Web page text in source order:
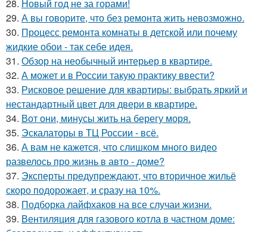
28. Новый год не за горами!
29. А вы говорите, что без ремонта жить невозможно.
30. Процесс ремонта комнаты в детской или почему
жидкие обои - так себе идея.
31. Обзор на необычный интерьер в квартире.
32. А может и в России такую практику ввести?
33. Рисковое решение для квартиры: выбрать яркий и
нестандартный цвет для двери в квартире.
34. Вот они, минусы жить на берегу моря.
35. Эскалаторы в ТЦ России - всё.
36. А вам не кажется, что слишком много видео
развелось про жизнь в авто - доме?
37. Эксперты предупреждают, что вторичное жильё
скоро подорожает, и сразу на 10%.
38. Подборка лайфхаков на все случаи жизни.
39. Вентиляция для газового котла в частном доме: